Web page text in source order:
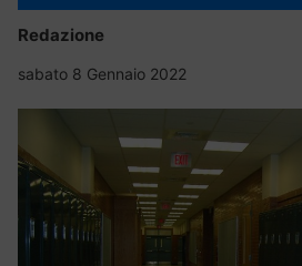
Redazione
sabato 8 Gennaio 2022